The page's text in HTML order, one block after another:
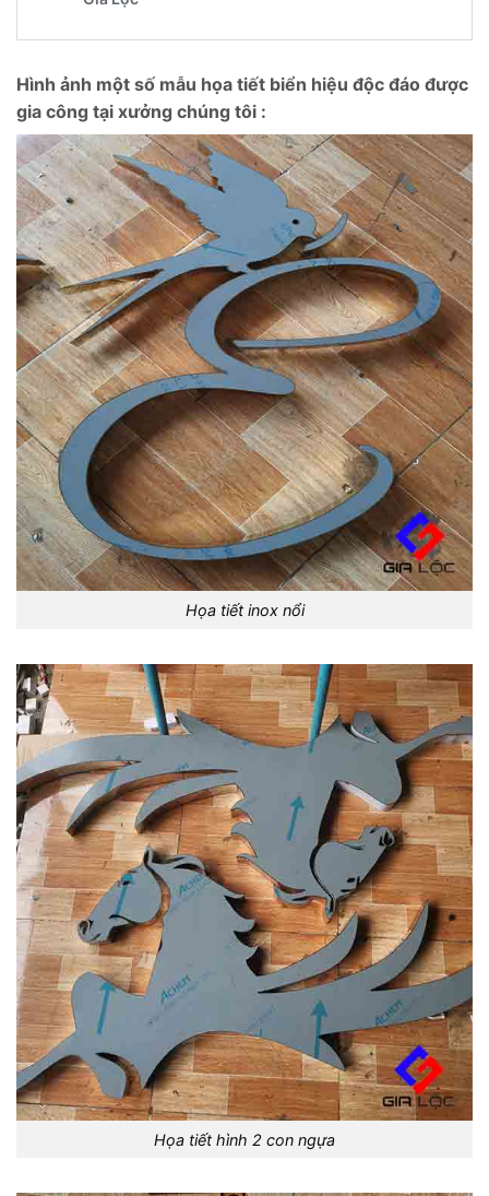
Hình ảnh một số mẫu họa tiết biển hiệu độc đáo được
gia công tại xưởng chúng tôi :
Họa tiết inox nổi
Họa tiết hình 2 con ngựa